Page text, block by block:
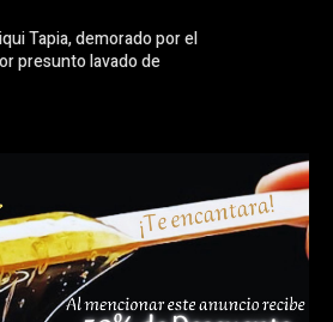
Tapia, demorado por el
presunto lavado de